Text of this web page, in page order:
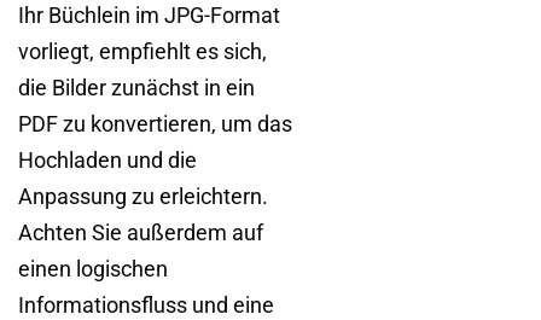
Ihr Büchlein im JPG-Format
vorliegt, empfiehlt es sich,
die Bilder zunächst in ein
PDF zu konvertieren, um das
Hochladen und die
Anpassung zu erleichtern.
Achten Sie außerdem auf
einen logischen
Informationsfluss und eine